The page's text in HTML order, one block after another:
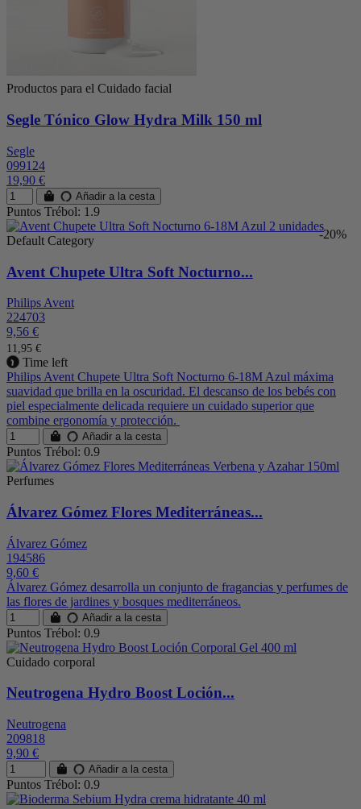
Productos para el Cuidado facial
Segle Tónico Glow Hydra Milk 150 ml
Segle
099124
19,90 €
Añadir a la cesta
Puntos Trébol: 1.9
-20%
Default Category
Avent Chupete Ultra Soft Nocturno...
Philips Avent
224703
9,56 €
11,95 €
Time left
Philips Avent Chupete Ultra Soft Nocturno 6-18M Azul máxima
suavidad que brilla en la oscuridad. El descanso de los bebés con
piel especialmente delicada requiere un cuidado superior que
combine ergonomía y protección.
Añadir a la cesta
Puntos Trébol: 0.9
Perfumes
Álvarez Gómez Flores Mediterráneas...
Álvarez Gómez
194586
9,60 €
Álvarez Gómez desarrolla un conjunto de fragancias y perfumes de
las flores de jardines y bosques mediterráneos.
Añadir a la cesta
Puntos Trébol: 0.9
Cuidado corporal
Neutrogena Hydro Boost Loción...
Neutrogena
209818
9,90 €
Añadir a la cesta
Puntos Trébol: 0.9